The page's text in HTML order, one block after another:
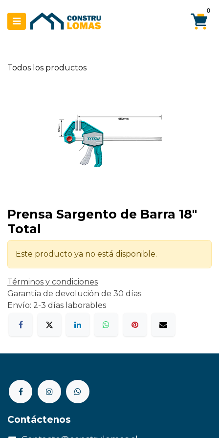
0
Todos los productos
Prensa Sargento de Barra 18"
Total
Este producto ya no está disponible.
Términos y condiciones
Garantía de devolución de 30 días
Envío: 2-3 días laborables
Contáctenos